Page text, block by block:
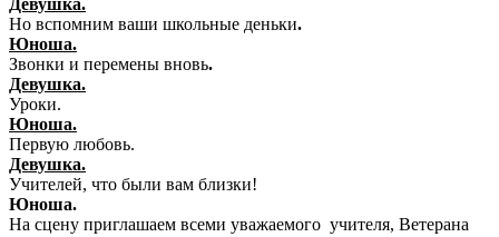
Девушка.
Но вспомним ваши школьные деньки.
Юноша.
Звонки и перемены вновь.
Девушка.
Уроки.
Юноша.
Первую любовь.
Девушка.
Учителей, что были вам близки!
Юноша.
На сцену приглашаем всеми уважаемого учителя, Ветерана